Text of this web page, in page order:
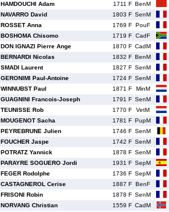
HAMDOUCHI Adam 1711 F BenM
NAVARRO David 1803 F SenM
ROSSET Anna 1769 F PouF
BOSHOMA Chisomo 1719 F CadF
DON IGNAZI Pierre Ange 1870 F CadM
BERNARDI Nicolas 1832 F BenM
SMADI Laurent 1827 F SenM
GERONIMI Paul-Antoine 1724 F SenM
WINNUBST Paul 1871 F
MinM
GUAGNINI Francois-Joseph 1791 F SenM
TEUNISSE Rob 1770 F
VetM
MOUGENOT Sacha 1781 F PupM
PEYREBRUNE Julien 1746 F SenM
FOUCHER Jaspe 1742 F SenM
POTRATZ Yannick 1878 F SenM
PARAYRE SOGUERO Jordi 1931 F SepM
FEGER Rodolphe 1736 F SepM
CASTAGNEROL Cerise 1887 F BenF
FRISONI Robin 1878 F SenM
NORVANG Christian 1559 F CadM